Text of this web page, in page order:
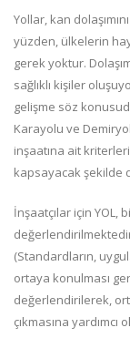
Yollar, kan
yüzden, ülkelerin
gerek yoktur.
sağlıklı kişiler
gelişme söz
Karayolu ve
inşaatına ait
kapsayacak şekilde
İnşaatçılar için YOL,
(Standardların,
ortaya konulması
değerlendirilerek,
çıkmasına yardımcı